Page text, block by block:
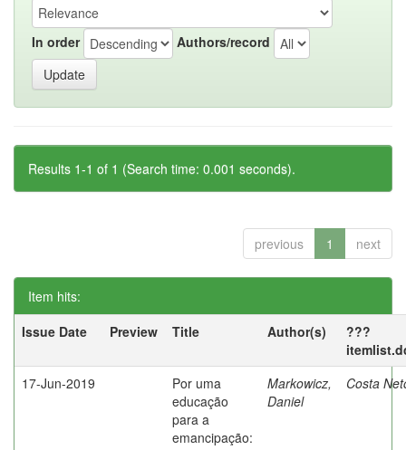
In order Authors/record
Results 1-1 of 1 (Search time: 0.001 seconds).
previous 1 next
Item hits:
Issue Date
Preview Title Author(s)
???
17-Jun-2019
Por uma
educação
para a
emancipação:
Markowicz,
Daniel
Costa